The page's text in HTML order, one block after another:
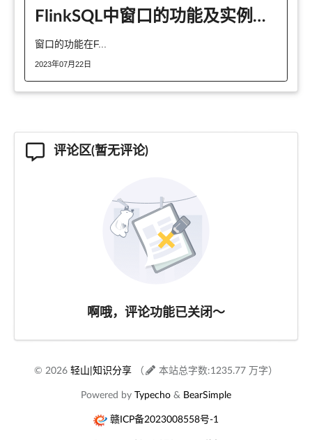
FlinkSQL中窗口的功能及实例用法
窗口的功能在F...
2023年07月22日
评论区(暂无评论)
啊哦，评论功能已关闭～
© 2026轻山|知识分享 （ 本站总字数:1235.77 万字）
Powered by Typecho & BearSimple
赣ICP备2023008558号-1